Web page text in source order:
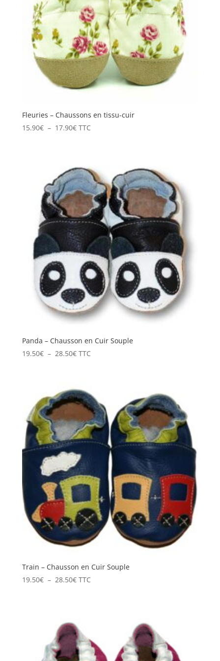
Fleuries – Chaussons en tissu-cuir
15.90€ – 17.90€Plage
à
17.90€
TTC
Panda – Chausson en Cuir Souple
19.50€ – 28.50€Plage
19.50€
à
28.50€
TTC
Train – Chausson en Cuir Souple
19.50€ – 28.50€Plage
à
28.50€
TTC